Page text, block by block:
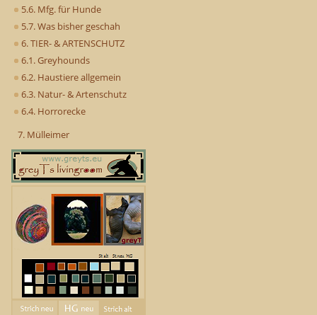
5.6. Mfg. für Hunde
5.7. Was bisher geschah
6. TIER- & ARTENSCHUTZ
6.1. Greyhounds
6.2. Haustiere allgemein
6.3. Natur- & Artenschutz
6.4. Horrorecke
7. Mülleimer